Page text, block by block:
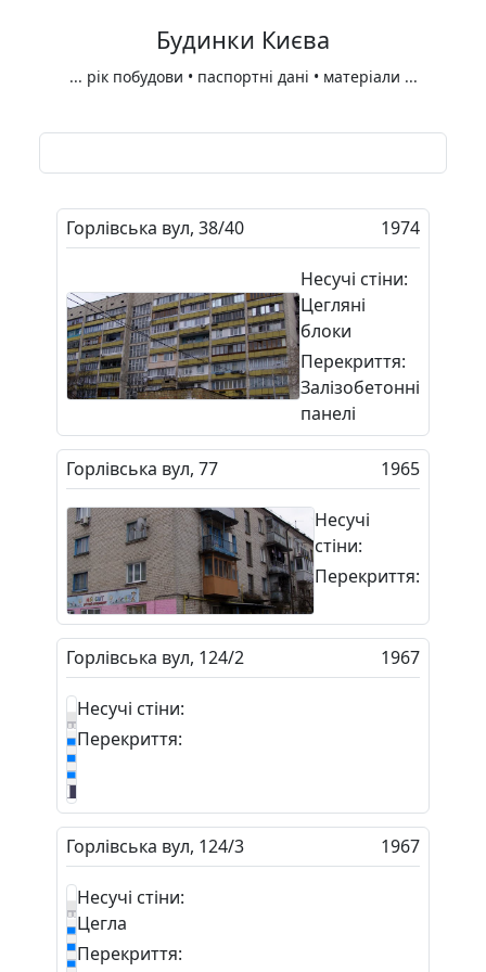
Будинки Києва
... рік побудови • паспортні дані • матеріали ...
Горлівська вул, 38/40 1974
Несучі стіни:
Цегляні
блоки
Перекриття:
Залізобетонні
панелі
Горлівська вул, 77 1965
Несучі
стіни:
Перекриття:
Горлівська вул, 124/2 1967
Несучі стіни:
Перекриття:
Горлівська вул, 124/3 1967
Несучі стіни:
Цегла
Перекриття: